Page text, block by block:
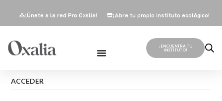
¡Abre tu propio instituto ecológico!
¡Únete a la red Pro Oxalia!
¡ENCUENTRA TU
INSTITUTO!
ACCEDER